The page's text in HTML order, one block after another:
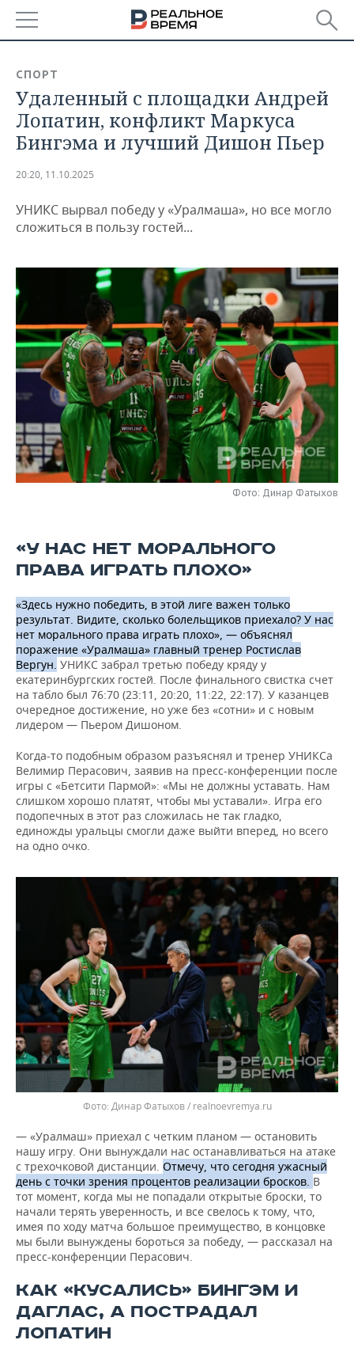
БАШКОРТОСТАН
ТАТАРСТАН
НОВОСТИ
АНАЛИТИКА
ДЕКЛАРАЦИИ О ДОХОДАХ
КОРОЛИ ГОСЗАКАЗА ПФО
ВУЗЫ ТАТАРСТАНА
КОМУ ПРИНАДЛЕЖАТ
ТОРГОВЫЕ ЦЕНТРЫ
ТАТАРСТАНА
НОВОСТИ ЭКОНОМИКИ
БЮДЖЕТ
ИНВЕСТИЦИИ
ПРОМЫШЛЕННОСТЬ
АГРОПРОМ
МАШИНОСТРОЕНИЕ
НЕФТЕХИМИЯ
НЕФТЬ
ОПК
ЭНЕРГЕТИКА
НОВОСТИ НЕДВИЖИМОСТИ
НОВОСТИ АВТО
БИЗНЕС
НОВОСТИ БИЗНЕСА
РОЗНИЧНАЯ ТОРГОВЛЯ
ТРАНСПОРТ
УСЛУГИ
ТЕХНОЛОГИИ
НОВОСТИ ТЕХНОЛОГИЙ
IT
МЕДИА
МЕРОПРИЯТИЯ
НОВОСТИ МЕРОПРИЯТИЙ
ВЫЕЗДНАЯ РЕДАКЦИЯ
ОТКРЫТАЯ ЛЕКЦИЯ
СПОРТ
НОВОСТИ СПОРТА
БАСКЕТБОЛ
ВОЛЕЙБОЛ
КИБЕРСПОРТ
ФИГУРНОЕ КАТАНИЕ
ВОДНЫЕ ВИДЫ СПОРТА
ХОККЕЙ С МЯЧОМ
ОБЩЕСТВО
ИНФРАСТРУКТУРА
ИСТОРИЯ
КУЛЬТУРА
МЕДИЦИНА
ОБРАЗОВАНИЕ
ПРОИСШЕСТВИЯ
СПРАВОЧНИК
СПИСОК ПЕРСОН
СПИСОК КОМПАНИЙ
ПОЛНАЯ ВЕРСИЯ
СПОРТ
Удаленный с площадки Андрей
Лопатин, конфликт Маркуса
Бингэма и лучший Дишон Пьер
20:20, 11.10.2025
УНИКС вырвал победу у «Уралмаша», но все могло
сложиться в пользу гостей...
Фото: Динар Фатыхов
«У НАС НЕТ МОРАЛЬНОГО
ПРАВА ИГРАТЬ ПЛОХО»
«Здесь нужно победить, в этой лиге важен только
результат. Видите, сколько болельщиков приехало? У нас
нет морального права играть плохо», — объяснял
поражение «Уралмаша» главный тренер Ростислав
Вергун. УНИКС забрал третью победу кряду у
екатеринбургских гостей. После финального свистка счет
на табло был 76:70 (23:11, 20:20, 11:22, 22:17). У казанцев
очередное достижение, но уже без «сотни» и с новым
лидером — Пьером Дишоном.
Когда-то подобным образом разъяснял и тренер УНИКСа
Велимир Перасович, заявив на пресс-конференции после
игры с «Бетсити Пармой»: «Мы не должны уставать. Нам
слишком хорошо платят, чтобы мы уставали». Игра его
подопечных в этот раз сложилась не так гладко,
единожды уральцы смогли даже выйти вперед, но всего
на одно очко.
Динар Фатыхов / realnoevremya.ru
— «Уралмаш» приехал с четким планом — остановить
нашу игру. Они вынуждали нас останавливаться на атаке
с трехочковой дистанции. Отмечу, что сегодня ужасный
день с точки зрения процентов реализации бросков. В
тот момент, когда мы не попадали открытые броски, то
начали терять уверенность, и все свелось к тому, что,
имея по ходу матча большое преимущество, в концовке
мы были вынуждены бороться за победу, — рассказал на
пресс-конференции Перасович.
КАК «КУСАЛИСЬ» БИНГЭМ И
ДАГЛАС, А ПОСТРАДАЛ
ЛОПАТИН